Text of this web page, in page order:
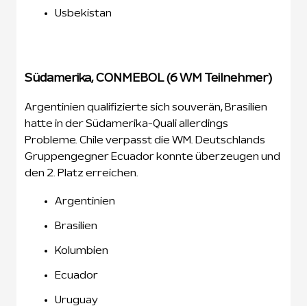
Usbekistan
Südamerika, CONMEBOL (6 WM Teilnehmer)
Argentinien qualifizierte sich souverän, Brasilien
hatte in der Südamerika-Quali allerdings
Probleme. Chile verpasst die WM. Deutschlands
Gruppengegner Ecuador konnte überzeugen und
den 2. Platz erreichen.
Argentinien
Brasilien
Kolumbien
Ecuador
Uruguay